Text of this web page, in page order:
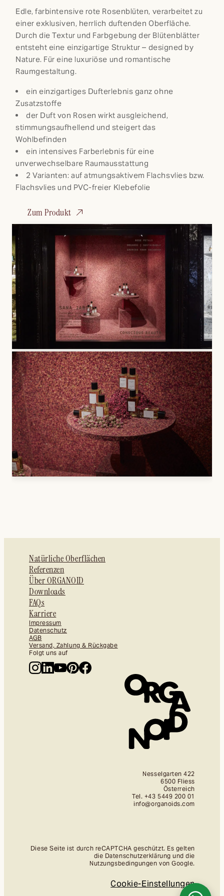
our social media, advertising and analytics partners who
may combine it with other information that you’ve
provided to them or that they’ve collected from your use
of their services.
Edle, farbintensive rote Rosenblüten, verarbeitet zu
einer exklusiven, herrlich duftenden Oberfläche.
Durch die Textur und Farbgebung der Blütenblätter
entsteht eine einzigartige Struktur – designed by
Nature. Für eine luxuriöse und romantische
Raumgestaltung.
ein einzigartiges Dufterlebnis ganz ohne
Zusatzstoffe
der Duft von Rosen wirkt ausgleichend,
stimmungsaufhellend und steigert das
Wohlbefinden
ein intensives Farberlebnis für eine
unverwechselbare Raumausstattung
2 Varianten: auf atmungsaktivem Flachsvlies bzw.
Flachsvlies und PVC-freier Klebefolie
Zum Produkt
Natürliche Oberflächen
Referenzen
Über ORGANOID
Downloads
FAQs
Karriere
Impressum
Datenschutz
AGB
Versand, Zahlung & Rückgabe
Folgt uns auf
Nesselgarten 422
6500 Fliess
Österreich
Tel. +43 5449 200 01
info@organoids.com
Diese Seite ist durch reCAPTCHA geschützt. Es gelten
die Datenschutzerklärung und die
Nutzungsbedingungen von Google.
Cookie-Einstellungen